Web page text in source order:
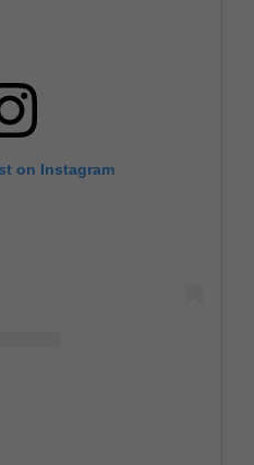
on Instagram